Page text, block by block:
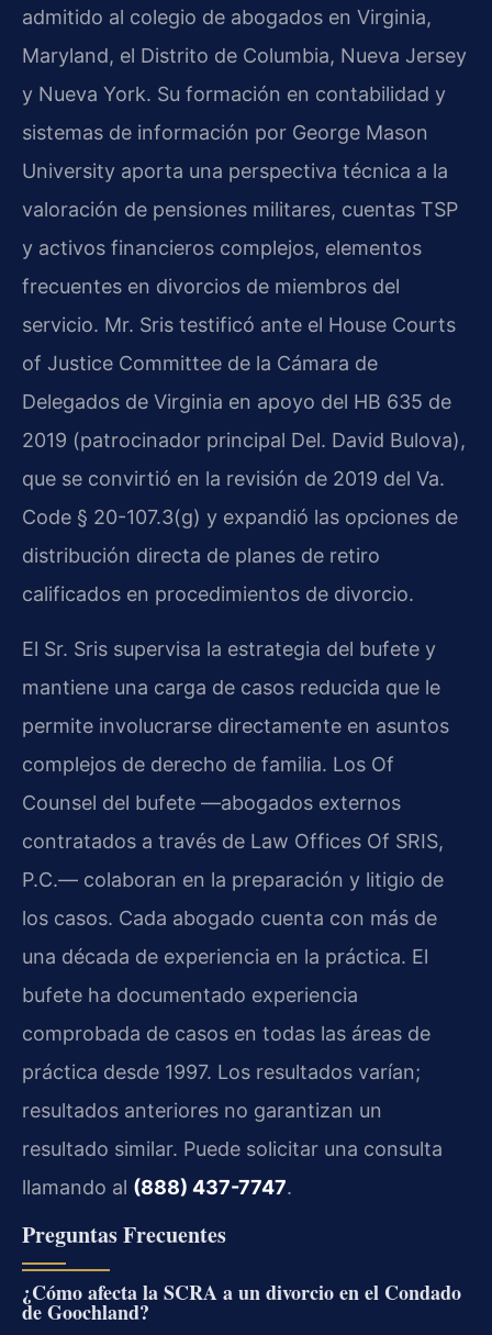
admitido al colegio de abogados en Virginia,
Maryland, el Distrito de Columbia, Nueva Jersey
y Nueva York. Su formación en contabilidad y
sistemas de información por George Mason
University aporta una perspectiva técnica a la
valoración de pensiones militares, cuentas TSP
y activos financieros complejos, elementos
frecuentes en divorcios de miembros del
servicio. Mr. Sris testificó ante el House Courts
of Justice Committee de la Cámara de
Delegados de Virginia en apoyo del HB 635 de
2019 (patrocinador principal Del. David Bulova),
que se convirtió en la revisión de 2019 del Va.
Code § 20-107.3(g) y expandió las opciones de
distribución directa de planes de retiro
calificados en procedimientos de divorcio.
El Sr. Sris supervisa la estrategia del bufete y
mantiene una carga de casos reducida que le
permite involucrarse directamente en asuntos
complejos de derecho de familia. Los Of
Counsel del bufete —abogados externos
contratados a través de Law Offices Of SRIS,
P.C.— colaboran en la preparación y litigio de
los casos. Cada abogado cuenta con más de
una década de experiencia en la práctica. El
bufete ha documentado experiencia
comprobada de casos en todas las áreas de
práctica desde 1997. Los resultados varían;
resultados anteriores no garantizan un
resultado similar. Puede solicitar una consulta
llamando al (888) 437-7747.
Preguntas Frecuentes
¿Cómo afecta la SCRA a un divorcio en el Condado
de Goochland?